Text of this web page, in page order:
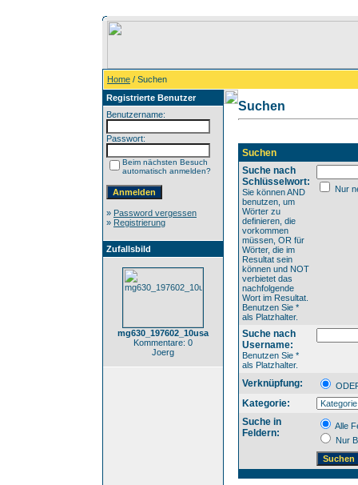
Home / Suchen
Registrierte Benutzer
Benutzername:
Passwort:
Beim nächsten Besuch
automatisch anmelden?
» Password vergessen
» Registrierung
Zufallsbild
mg630_197602_10usa
Kommentare: 0
Joerg
Suchen
Suchen
Suche nach
Schlüsselwort:
Sie können AND
benutzen, um
Wörter zu
definieren, die
vorkommen
müssen, OR für
Wörter, die im
Resultat sein
können und NOT
verbietet das
nachfolgende
Wort im Resultat.
Benutzen Sie *
als Platzhalter.
Nur
Suche nach
Username:
Benutzen Sie *
als Platzhalter.
Verknüpfung:
Kategorie:
Suche in
Feldern:
Alle
Nur